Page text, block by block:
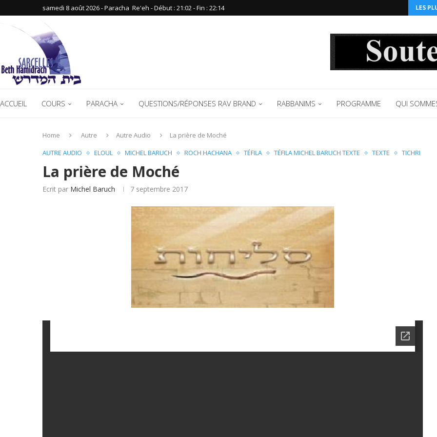
samedi 8 août 2026 - Paracha ‪ Re'eh‬ - Début : 21:02‬ - Fin : ‪22:14‬ LES
ACCUEIL COURS PARACHA QUESTIONS/RÉPONSES RAV BRAND RABBANIMS PROGRAMME QUI
Home Autre Autre Audio
La prière de Moché
AUTRE AUDIO
ELOUL MICHEL BARUCH ROCH HACHANA TÉFILA TÉFILA MICHEL BARUCH TEXTE TEXTE TICHRI
La prière de Moché
Ecrit par Michel Baruch 7 septembre 2017